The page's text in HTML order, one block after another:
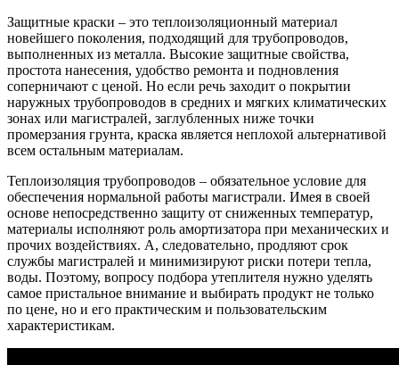
Защитные краски – это теплоизоляционный материал
новейшего поколения, подходящий для трубопроводов,
выполненных из металла. Высокие защитные свойства,
простота нанесения, удобство ремонта и подновления
соперничают с ценой. Но если речь заходит о покрытии
наружных трубопроводов в средних и мягких климатических
зонах или магистралей, заглубленных ниже точки
промерзания грунта, краска является неплохой альтернативой
всем остальным материалам.
Теплоизоляция трубопроводов – обязательное условие для
обеспечения нормальной работы магистрали. Имея в своей
основе непосредственно защиту от сниженных температур,
материалы исполняют роль амортизатора при механических и
прочих воздействиях. А, следовательно, продляют срок
службы магистралей и минимизируют риски потери тепла,
воды. Поэтому, вопросу подбора утеплителя нужно уделять
самое пристальное внимание и выбирать продукт не только
по цене, но и его практическим и пользовательским
характеристикам.